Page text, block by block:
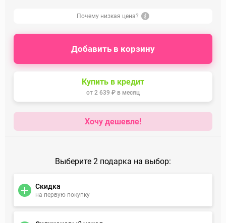
Почему низкая цена?
Добавить в корзину
Купить в кредит
от 2 639 ₽ в месяц
Хочу дешевле!
Выберите 2 подарка на выбор:
Скидка
на первую покупку